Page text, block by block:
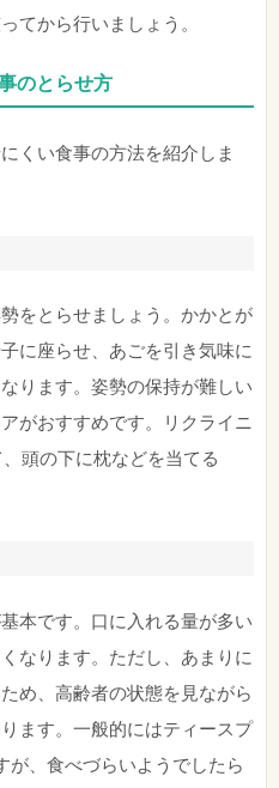
てから行いましょう。
のとらせ方
くい食事の方法を紹介しま
をとらせましょう。かかとが
に座らせ、あごを引き気味に
ります。姿勢の保持が難しい
がおすすめです。リクライニ
頭の下に枕などを当てる
本です。口に入れる量が多い
なります。ただし、あまりに
め、高齢者の状態を見ながら
ます。一般的にはティースプ
が、食べづらいようでしたら